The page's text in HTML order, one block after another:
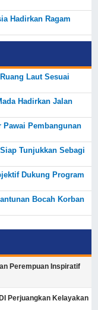
Hadirkan Ragam
Laut Sesuai
Hadirkan Jalan
Pawai Pembangunan
Tunjukkan Sebagi
Dukung Program
Bocah Korban
Perempuan Inspiratif
Perjuangkan Kelayakan